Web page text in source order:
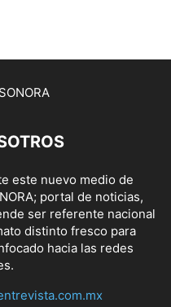
este nuevo medio de
portal de noticias,
ser referente nacional
distinto fresco para
hacia las redes